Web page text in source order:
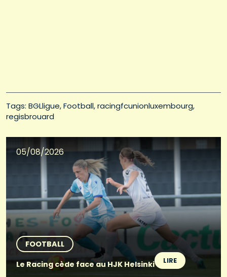
Tags: BGLligue Football racingfcunionluxembourg
regisbrouard
05/08/2026
FOOTBALL
Le Racing cède face au HJK Helsinki
LIRE